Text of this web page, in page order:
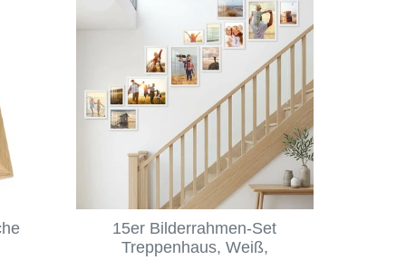
15er Bilderrahmen-Set
Treppenhaus, Weiß,